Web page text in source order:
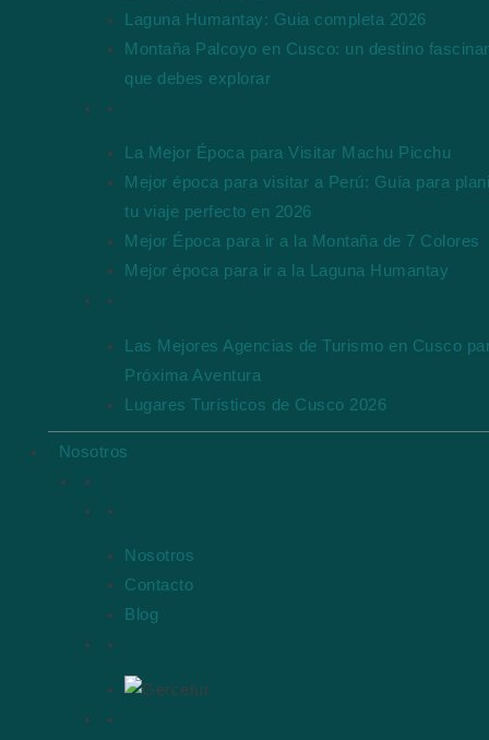
Laguna Humantay: Guia completa 2026
Montaña Palcoyo en Cusco: un destino
que debes explorar
La Mejor Época para Visitar Machu Picchu
Mejor época para visitar a Perú: Guía para
tu viaje perfecto en 2026
Mejor Época para ir a la Montaña de 7 Colores
Mejor época para ir a la Laguna Humantay
Las Mejores Agencias de Turismo en Cusco
Próxima Aventura
Lugares Turísticos de Cusco 2026
Nosotros
Nosotros
Contacto
Blog